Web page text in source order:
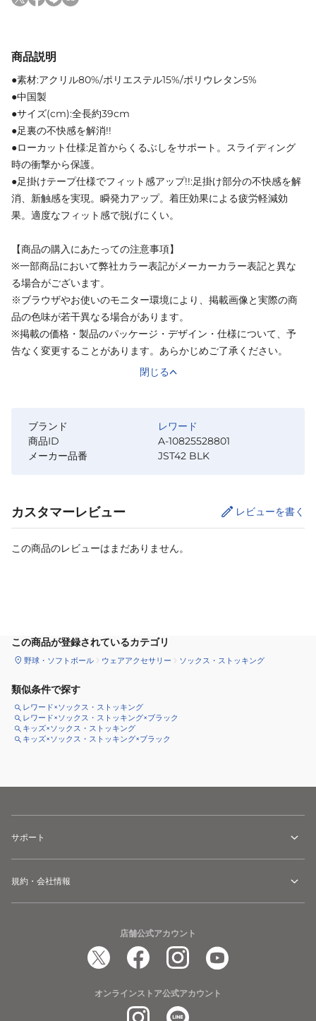
商品説明
●素材:アクリル80%/ポリエステル15%/ポリウレタン5%
●中国製
●サイズ(cm):全長約39cm
●足裏の不快感を解消!!
●ローカット仕様:足首からくるぶしをサポート。スライディング
時の衝撃から保護。
●足掛けテープ仕様でフィット感アップ!!:足掛け部分の不快感を解
消、新触感を実現。瞬発力アップ。着圧効果による疲労軽減効
果。適度なフィット感で脱げにくい。
【商品の購入にあたっての注意事項】
※一部商品において弊社カラー表記がメーカーカラー表記と異な
る場合がございます。
※ブラウザやお使いのモニター環境により、掲載画像と実際の商
品の色味が若干異なる場合があります。
※掲載の価格・製品のパッケージ・デザイン・仕様について、予
告なく変更することがあります。あらかじめご了承ください。
閉じる
ブランド
レワード
商品ID
A-10825528801
メーカー品番
JST42 BLK
カスタマーレビュー レビューを書く
この商品のレビューはまだありません。
この商品が登録されているカテゴリ
野球・ソフトボール ウェアアクセサリー ソックス・ストッキング
類似条件で探す
レワード×ソックス・ストッキング
レワード×ソックス・ストッキング×ブラック
キッズ×ソックス・ストッキング
キッズ×ソックス・ストッキング×ブラック
サポート
規約・会社情報
店舗公式アカウント
オンラインストア公式アカウント